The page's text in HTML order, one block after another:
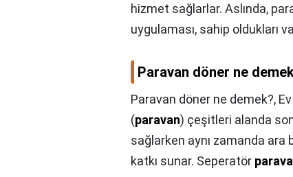
hizmet sağlarlar. Aslında,
uygulaması, sahip oldukları
Paravan döner ne
Paravan döner ne demek?,
(paravan) çeşitleri alanda
sağlarken aynı zamanda
katkı sunar. Seperatör